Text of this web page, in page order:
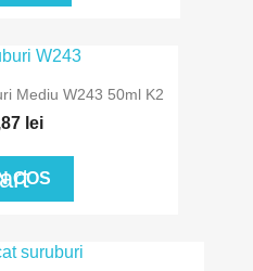
Mediu W243 50ml K2
lei
COS